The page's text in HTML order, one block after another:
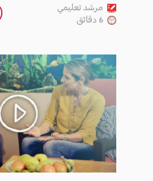
مرشد تعليمي
6 دقائق